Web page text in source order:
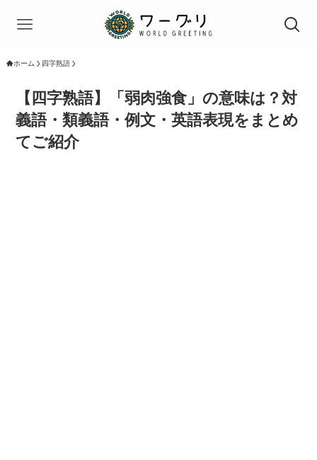
ホーム 四字熟語
【四字熟語】「弱肉強食」の意味は？対
義語・類義語・例文・英語表現をまとめ
てご紹介